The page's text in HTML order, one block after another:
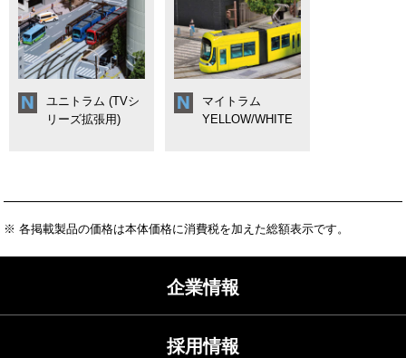
ユニトラム (TVシ
リーズ拡張用)
マイトラム
YELLOW/WHITE
※ 各掲載製品の価格は本体価格に消費税を加えた総額表示です。
企業情報
採用情報